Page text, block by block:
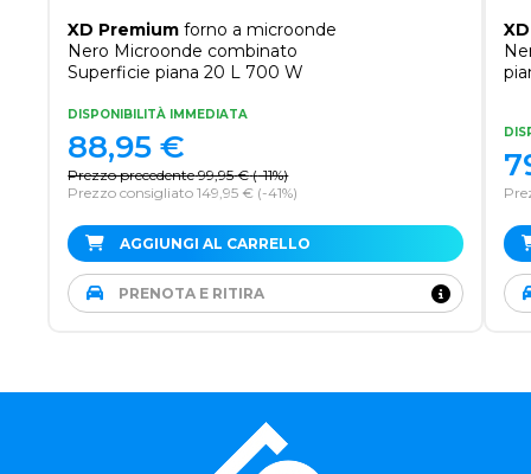
XD Premium forno a microonde
Nero Microonde combinato
Superficie piana 20 L 700 W
DISPONIBILITÀ IMMEDIATA
Prezzo precedente 99,95 € (-11%)
Prezzo consigliato 149,95 € (-41%)
88,95 €
AGGIUNGI AL CARRELLO
PRENOTA E RITIRA